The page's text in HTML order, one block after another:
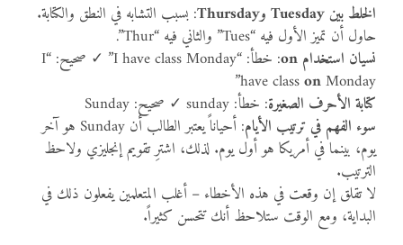
الخلط بين Tuesday وThursday
: بسبب التشابه في النطق والكتابة.
حاول أن تميز الأول فيه “Tues” والثاني فيه “Thur”.
نسيان استخدام on
: خطأ: “I have class Monday” ✓ صحيح: “I
have classonMonday”
كتابة الأحرف الصغيرة: خطأ: sunday ✓ صحيح: Sunday
سوء الفهم في ترتيب الأيام
: أحياناً يعتبر الطالب أن Sunday هو آخر
يوم، بينما في أمريكا هو أول يوم. لذلك، اشترِ تقويم إنجليزي ولاحظ
الترتيب.
لا تقلق إن وقعت في هذه الأخطاء – أغلب المتعلمين يفعلون ذلك في
البداية، ومع الوقت ستلاحظ أنك تتحسن كثيراً.